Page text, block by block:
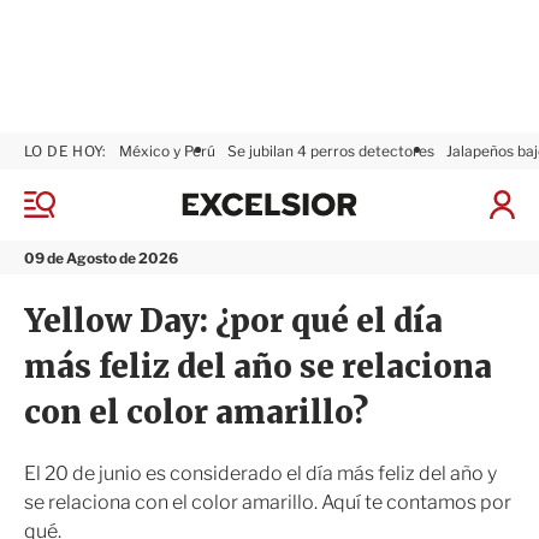
M
n
09 de Agosto de 2026
LO DE HOY: México y Perú Se jubilan 4 perros detectores Jalapeños
I
x
i
r
Yellow Day: ¿por qué el día
más feliz del año se relaciona
con el color amarillo?
El 20 de junio es considerado el día más feliz del año y
se relaciona con el color amarillo. Aquí te contamos por
qué.